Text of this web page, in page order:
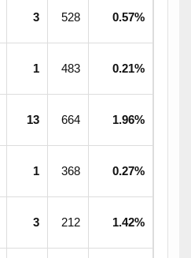
3 528 0.57%
1 483 0.21%
13 664 1.96%
1 368 0.27%
3 212 1.42%